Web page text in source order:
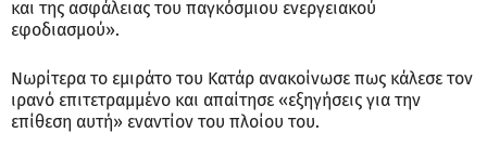
και της ασφάλειας του παγκόσμιου ενεργειακού
εφοδιασμού».
Νωρίτερα το εμιράτο του Κατάρ ανακοίνωσε πως κάλεσε τον
ιρανό επιτετραμμένο και απαίτησε «εξηγήσεις για την
επίθεση αυτή» εναντίον του πλοίου του.